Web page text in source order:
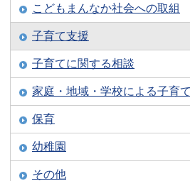
こどもまんなか社会への取組
子育て支援
子育てに関する相談
家庭・地域・学校による子育
保育
幼稚園
その他